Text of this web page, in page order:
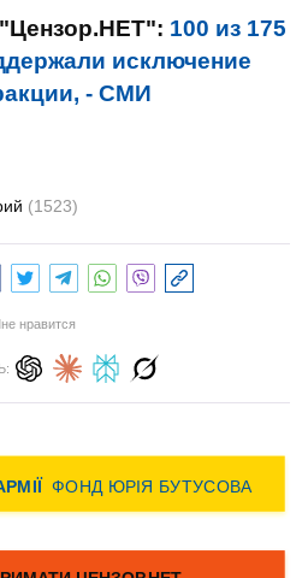
"Цензор.НЕТ": 100 из 175
исключение
- СМИ
(1523)
нравится